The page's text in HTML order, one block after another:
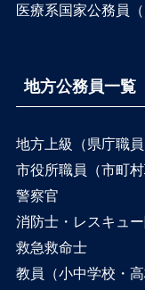
医療系国家公務員
地方公務員一覧
地方上級（県庁職員
市役所職員（市町村
警察官
消防士・レスキュ
救急救命士
教員（小中学校・高